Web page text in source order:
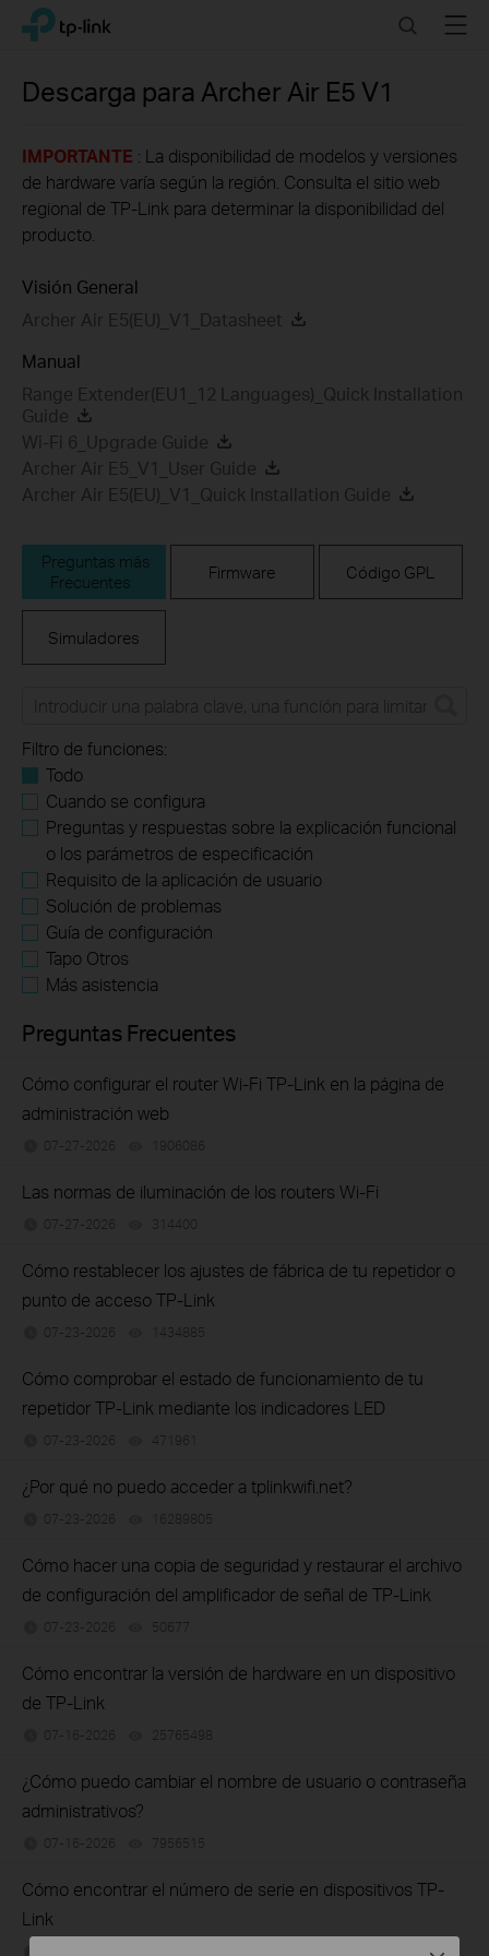
Click
navigation
TP-Link, Reliably Smart SearchMenu
Descarga para Archer Air E5 V1
IMPORTANTE : La disponibilidad de modelos y versiones
de hardware varía según la región. Consulta el sitio web
regional de TP-Link para determinar la disponibilidad del
producto.
Visión General
Archer Air E5(EU)_V1_Datasheet
Manual
Range Extender(EU1_12 Languages)_Quick Installation
Guide
Wi-Fi 6_Upgrade Guide
Archer Air E5_V1_User Guide
Archer Air E5(EU)_V1_Quick Installation Guide
Preguntas más
Frecuentes
Firmware Código GPL
Simuladores
Filtro de funciones:
Todo
Cuando se configura
Preguntas y respuestas sobre la explicación funcional
o los parámetros de especificación
Requisito de la aplicación de usuario
Solución de problemas
Guía de configuración
Tapo Otros
Más asistencia
Preguntas Frecuentes
Cómo configurar el router Wi-Fi TP-Link en la página de
administración web
07-27-2026 1906086
Las normas de iluminación de los routers Wi-Fi
07-27-2026 314400
Cómo restablecer los ajustes de fábrica de tu repetidor o
punto de acceso TP-Link
07-23-2026 1434885
Cómo comprobar el estado de funcionamiento de tu
repetidor TP-Link mediante los indicadores LED
07-23-2026 471961
¿Por qué no puedo acceder a tplinkwifi.net?
07-23-2026 16289805
Cómo hacer una copia de seguridad y restaurar el archivo
de configuración del amplificador de señal de TP-Link
07-23-2026 50677
Cómo encontrar la versión de hardware en un dispositivo
de TP-Link
07-16-2026 25765498
¿Cómo puedo cambiar el nombre de usuario o contraseña
administrativos?
07-16-2026 7956515
Cómo encontrar el número de serie en dispositivos TP-
Link